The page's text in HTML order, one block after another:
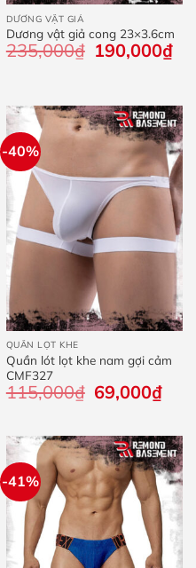
DƯƠNG VẬT GIẢ
Dương vật giả cong 23×3.6cm
235,000₫
Giá
gốc
190,000₫Giá
-40%
QUẦN LỌT KHE
Quần lót lọt khe nam gợi cảm
CMF327
115,000₫ Giá
gốc
115,000₫.
69,000₫Giá
hiện
là:
-41%